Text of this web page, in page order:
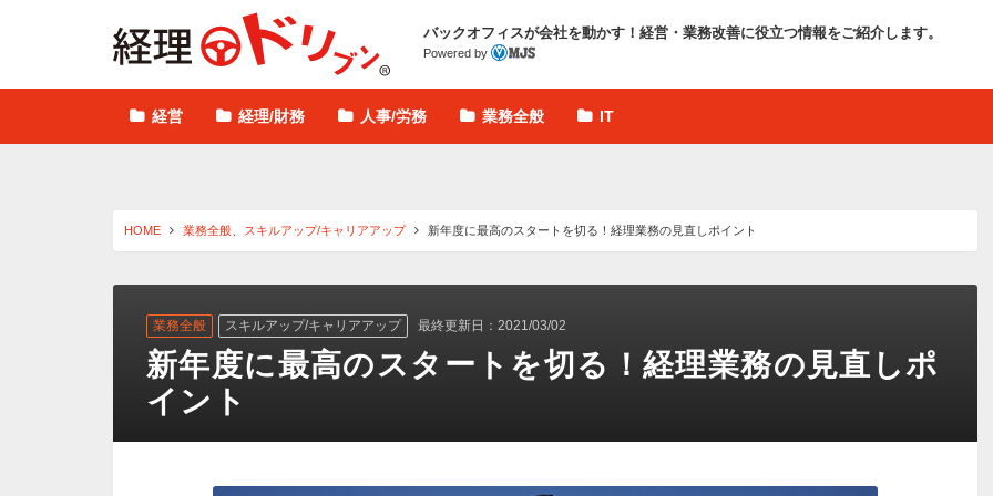
バックオフィスが会社を動かす！ 経営・業務改善に役立つ情報をご紹介します。
Powered by
経営 経理/財務 人事/労務 業務全般 IT
HOME 業務全般 スキルアップ/キャリアアップ 新年度に最高のスタートを切る！経理業務の見直しポイント
業務全般 スキルアップ/キャリアアップ 最終更新日：2021/03/02
新年度に最高のスタートを切る！経理業務の見直しポ
イント